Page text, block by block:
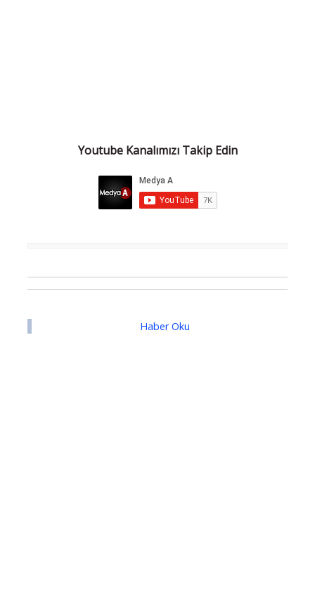
Youtube Kanalımızı Takip Edin
Haber Oku